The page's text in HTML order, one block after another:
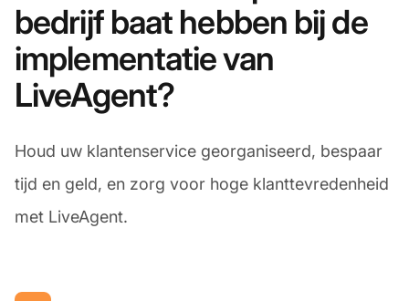
bedrijf baat hebben bij de
implementatie van
LiveAgent?
Houd uw klantenservice georganiseerd, bespaar
tijd en geld, en zorg voor hoge klanttevredenheid
met LiveAgent.